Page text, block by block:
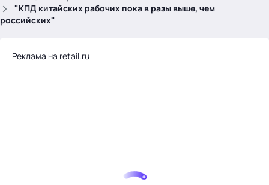
"КПД китайских рабочих пока в разы выше, чем
российских"
Реклама на retail.ru